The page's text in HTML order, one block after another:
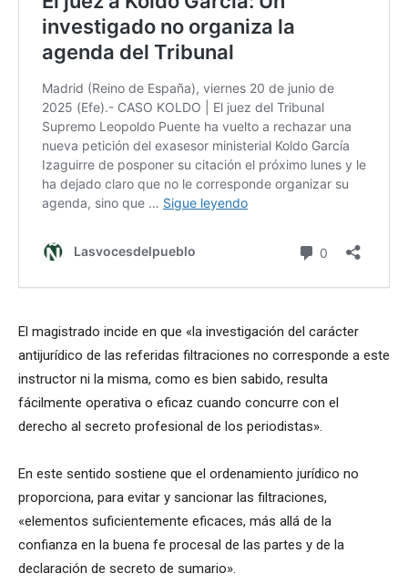
El magistrado incide en que «la investigación del carácter
antijurídico de las referidas filtraciones no corresponde a este
instructor ni la misma, como es bien sabido, resulta
fácilmente operativa o eficaz cuando concurre con el
derecho al secreto profesional de los periodistas».
En este sentido sostiene que el ordenamiento jurídico no
proporciona, para evitar y sancionar las filtraciones,
«elementos suficientemente eficaces, más allá de la
confianza en la buena fe procesal de las partes y de la
declaración de secreto de sumario».